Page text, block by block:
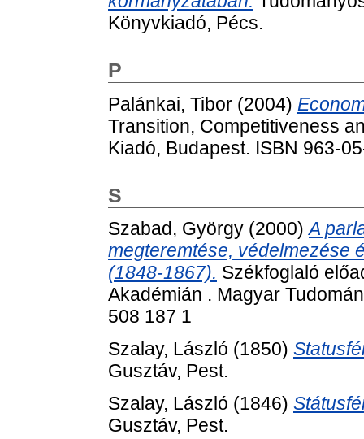
Könyvkiadó, Pécs.
P
Palánkai, Tibor (2004)
Transition, Competitiveness
Kiadó, Budapest. ISBN 963-
S
Szabad, György (2000)A
megteremtése, védelmezése
(1848-1867). Székfoglaló
Akadémián . Magyar
508 187 1
Szalay, László (1850)
Gusztáv, Pest.
Szalay, László (1846)
Gusztáv, Pest.